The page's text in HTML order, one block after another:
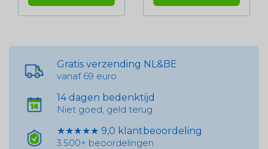
Gratis verzending NL&BE
vanaf 69 euro
14 dagen bedenktijd
Niet goed, geld terug
★★★★★ 9,0 klantbeoordeling
3.500+ beoordelingen